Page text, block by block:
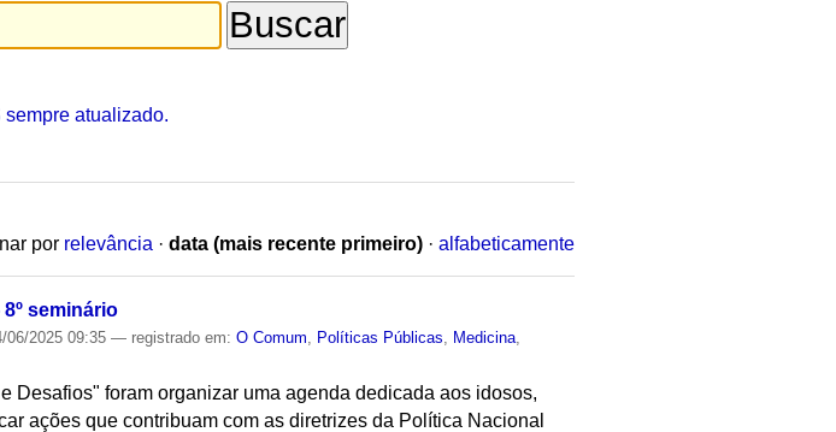
atualizado.
por relevância · data (mais recente primeiro) · alfabeticamente
seminário
06/2025 09:35— registrado em:O Comum Políticas Públicas Medicina
Desafios" foram organizar uma agenda dedicada aos idosos,
ações que contribuam com as diretrizes da Política Nacional